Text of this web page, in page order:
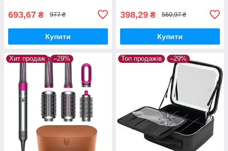
693,67 ₴ 977 ₴
Купити
398,29 ₴ 560,97 ₴
Купити
Хит продаж –29% Топ продажів –29%